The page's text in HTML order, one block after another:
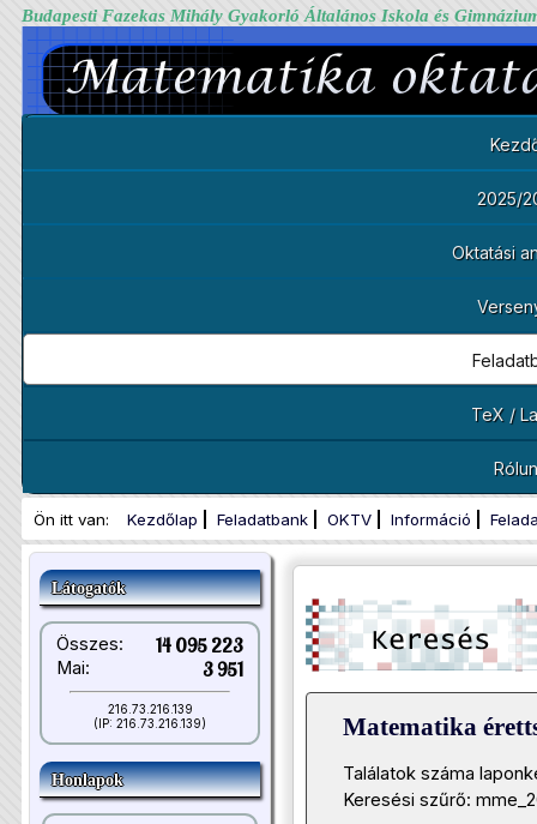
Budapesti Fazekas Mihály Gyakorló Általános Iskola és
2025/
Oktatási
TeX /
Ön itt van: Kezdőlap Feladatbank OKTV Információ
Látogatók
Összes: 14 095 223
Mai: 3 951
216.73.216.139
(IP: 216.73.216.139)
Honlapok
Matematika
Találatok száma
Keresési szűrő: